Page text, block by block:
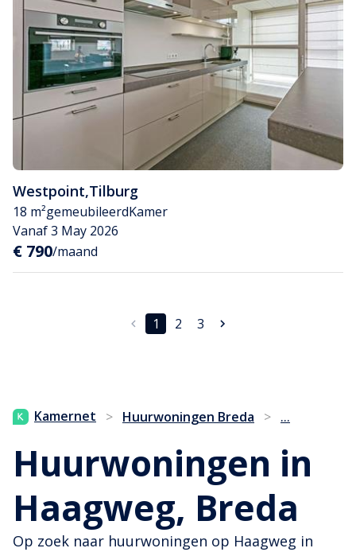
Westpoint,Tilburg
18 m²gemeubileerdKamer
Vanaf 3 May 2026
€ 790/maand
1 2 3
Kamernet > Huurwoningen Breda > ...
Huurwoningen in
Haagweg, Breda
Op zoek naar huurwoningen op Haagweg in